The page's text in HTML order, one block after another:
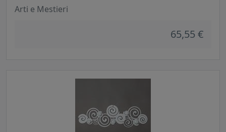
Arti e Mestieri
65,55 €